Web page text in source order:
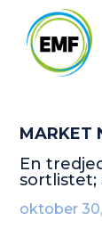
MARKET
En
sortlistet;
oktober